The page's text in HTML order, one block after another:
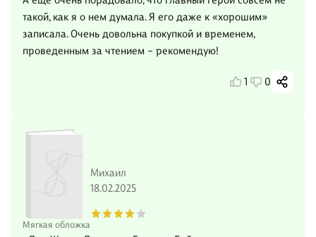
такой, как я о нем думала. Я его даже к «хорошим»
записала. Очень довольна покупкой и временем,
проведенным за чтением – рекомендую!
1 0
Мягкая обложка
Михаил
18.02.2025